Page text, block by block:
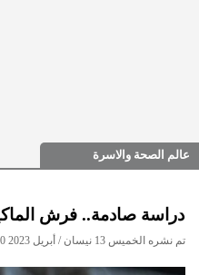
عالم الصحة والاسرة
دراسة صادمة.. فرش
تم نشره الخميس 13 نيسان / أبريل 2023 02:50 مساءً